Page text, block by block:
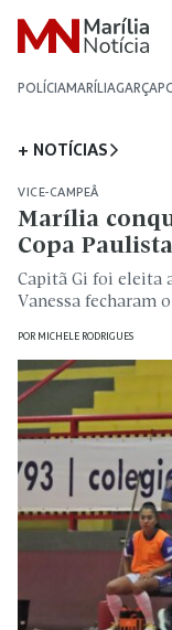
POLÍCIAMARÍLIAGARÇA
+ NOTÍCIAS
VICE-CAMPEÂ
Marília
Copa
Capitã Gi foi eleita
Vanessa fecharam
POR MICHELE RODRIGUES